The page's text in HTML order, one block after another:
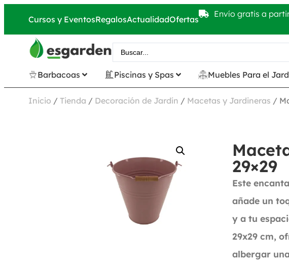
Cursos y EventosRegalosActualidadOfertas
Envío gratis a
Barbacoas Piscinas y Spas Muebles Para el
Inicio / Tienda / Decoración de Jardín / Macetas y Jardineras /
29×29
Este
añade un
y a tu
29x29 cm,
albergar